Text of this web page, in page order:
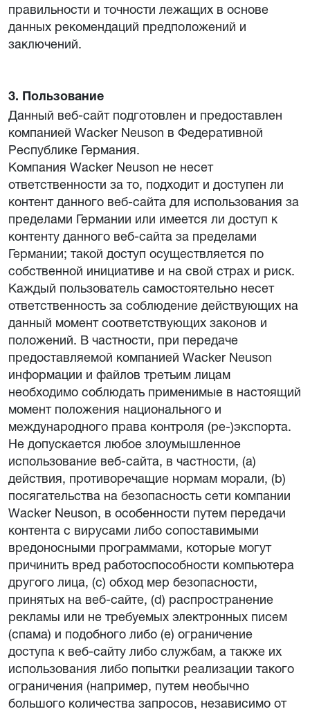
правильности и точности лежащих в основе
данных рекомендаций предположений и
заключений.
3. Пользование
Данный веб-сайт подготовлен и предоставлен
компанией Wacker Neuson в Федеративной
Республике Германия.
Компания Wacker Neuson не несет
ответственности за то, подходит и доступен ли
контент данного веб-сайта для использования за
пределами Германии или имеется ли доступ к
контенту данного веб-сайта за пределами
Германии; такой доступ осуществляется по
собственной инициативе и на свой страх и риск.
Каждый пользователь самостоятельно несет
ответственность за соблюдение действующих на
данный момент соответствующих законов и
положений. В частности, при передаче
предоставляемой компанией Wacker Neuson
информации и файлов третьим лицам
необходимо соблюдать применимые в настоящий
момент положения национального и
международного права контроля (ре-)экспорта.
Не допускается любое злоумышленное
использование веб-сайта, в частности, (a)
действия, противоречащие нормам морали, (b)
посягательства на безопасность сети компании
Wacker Neuson, в особенности путем передачи
контента с вирусами либо сопоставимыми
вредоносными программами, которые могут
причинить вред работоспособности компьютера
другого лица, (c) обход мер безопасности,
принятых на веб-сайте, (d) распространение
рекламы или не требуемых электронных писем
(спама) и подобного либо (e) ограничение
доступа к веб-сайту либо службам, а также их
использования либо попытки реализации такого
ограничения (например, путем необычно
большого количества запросов, независимо от